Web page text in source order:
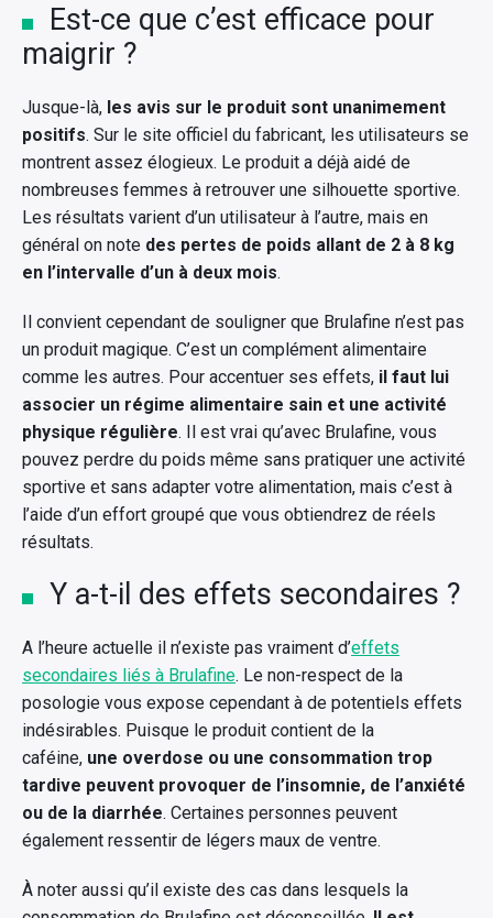
Est-ce que c’est efficace pour
maigrir ?
Jusque-là, les avis sur le produit sont unanimement
positifs. Sur le site officiel du fabricant, les utilisateurs se
montrent assez élogieux. Le produit a déjà aidé de
nombreuses femmes à retrouver une silhouette sportive.
Les résultats varient d’un utilisateur à l’autre, mais en
général on note des pertes de poids allant de 2 à 8 kg
en l’intervalle d’un à deux mois.
Il convient cependant de souligner que Brulafine n’est pas
un produit magique. C’est un complément alimentaire
comme les autres. Pour accentuer ses effets, il faut lui
associer un régime alimentaire sain et une activité
physique régulière. Il est vrai qu’avec Brulafine, vous
pouvez perdre du poids même sans pratiquer une activité
sportive et sans adapter votre alimentation, mais c’est à
l’aide d’un effort groupé que vous obtiendrez de réels
résultats.
Y a-t-il des effets secondaires ?
A l’heure actuelle il n’existe pas vraiment d’effets
secondaires liés à Brulafine. Le non-respect de la
posologie vous expose cependant à de potentiels effets
indésirables. Puisque le produit contient de la
caféine, une overdose ou une consommation trop
tardive peuvent provoquer de l’insomnie, de l’anxiété
ou de la diarrhée. Certaines personnes peuvent
également ressentir de légers maux de ventre.
À noter aussi qu’il existe des cas dans lesquels la